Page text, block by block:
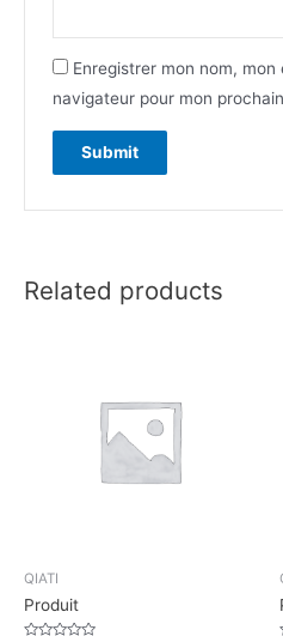
Enregistrer mon nom,
navigateur pour mon
Related products
QIATI
Produit